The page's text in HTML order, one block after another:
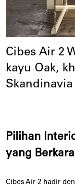
Cibes Air 2
kayu Oak,
Skandinavia
Pilihan
yang
Cibes Air 2 hadir